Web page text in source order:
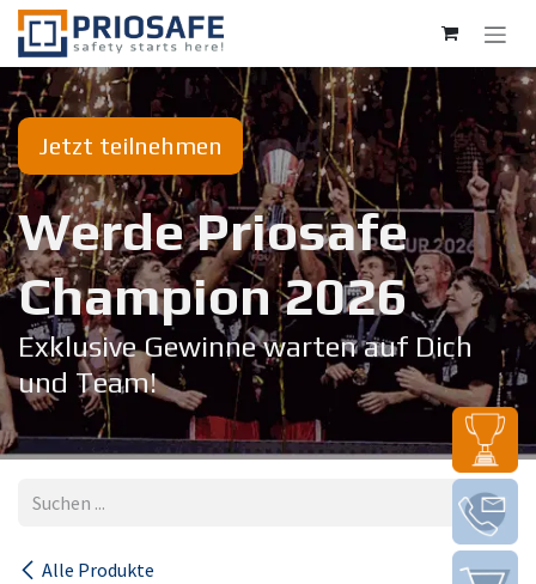
Zum Inhalt springen
Jetzt teilnehmen
Werde Priosafe
Champion 20​26
Exklusive Gewinne warten auf Dich
und Team!
Alle Produkte